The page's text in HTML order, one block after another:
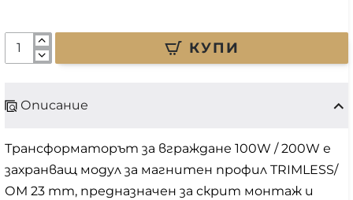
КУПИ
Описание
Трансформаторът за вграждане 100W / 200W е
захранващ модул за магнитен профил TRIMLESS/
ОМ 23 mm, предназначен за скрит монтаж и